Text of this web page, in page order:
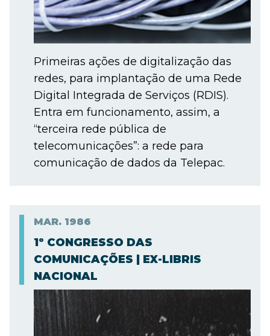
Primeiras ações de digitalização das
redes, para implantação de uma Rede
Digital Integrada de Serviços (RDIS).
Entra em funcionamento, assim, a
“terceira rede pública de
telecomunicações”: a rede para
comunicação de dados da Telepac.
MAR. 1986
1º CONGRESSO DAS
COMUNICAÇÕES | EX-LIBRIS
NACIONAL